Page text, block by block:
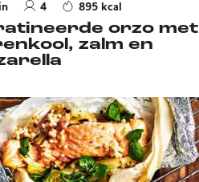
4 895 kcal
orzo met
zalm en